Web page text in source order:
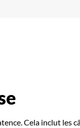
Cela inclut les